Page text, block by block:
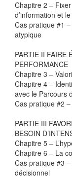
Chapitre 2 –
d’information et le
Cas pratique #1 –
atypique
PARTIE II FAIRE
PERFORMANCE
Chapitre 3 –
Chapitre 4 –
avec le Parcours
Cas pratique #2
PARTIE III
BESOIN
Chapitre 5 –
Chapitre 6 – La
Cas pratique #3
décisionnel